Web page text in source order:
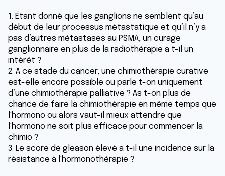
1. Étant donné que les ganglions ne semblent qu’au
début de leur processus métastatique et qu’il n’y a
pas d’autres métastases au PSMA, un curage
ganglionnaire en plus de la radiothérapie a t-il un
intérêt ?
2. A ce stade du cancer, une chimiothérapie curative
est-elle encore possible ou parle t-on uniquement
d’une chimiothérapie palliative ? As t-on plus de
chance de faire la chimiothérapie en même temps que
l'hormono ou alors vaut-il mieux attendre que
l'hormono ne soit plus efficace pour commencer la
chimio ?
3. Le score de gleason élevé a t-il une incidence sur la
résistance à l'hormonothérapie ?